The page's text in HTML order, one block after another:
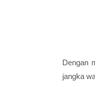
Dengan
jangka